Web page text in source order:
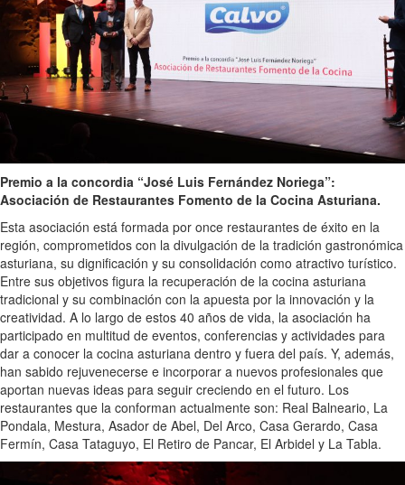
Premio a la concordia “José Luis Fernández Noriega”:
Asociación de Restaurantes Fomento de la Cocina Asturiana.
Esta asociación está formada por once restaurantes de éxito en la
región, comprometidos con la divulgación de la tradición gastronómica
asturiana, su dignificación y su consolidación como atractivo turístico.
Entre sus objetivos figura la recuperación de la cocina asturiana
tradicional y su combinación con la apuesta por la innovación y la
creatividad. A lo largo de estos 40 años de vida, la asociación ha
participado en multitud de eventos, conferencias y actividades para
dar a conocer la cocina asturiana dentro y fuera del país. Y, además,
han sabido rejuvenecerse e incorporar a nuevos profesionales que
aportan nuevas ideas para seguir creciendo en el futuro. Los
restaurantes que la conforman actualmente son: Real Balneario, La
Pondala, Mestura, Asador de Abel, Del Arco, Casa Gerardo, Casa
Fermín, Casa Tataguyo, El Retiro de Pancar, El Arbidel y La Tabla.